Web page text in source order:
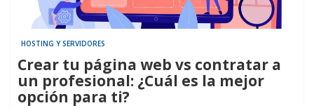
HOSTING Y SERVIDORES
Crear tu página web vs contratar a
un profesional: ¿Cuál es la mejor
opción para ti?